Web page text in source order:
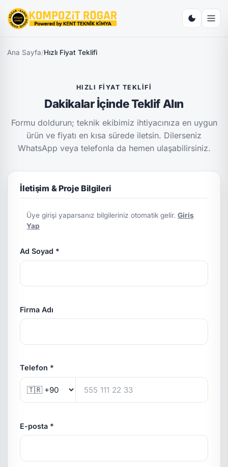
Ana Sayfa/Hızlı Fiyat Teklifi
HIZLI FIYAT TEKLIFI
Dakikalar İçinde Teklif Alın
Formu doldurun; teknik ekibimiz ihtiyacınıza en uygun
ürün ve fiyatı en kısa sürede iletsin. Dilerseniz
WhatsApp veya telefonla da hemen ulaşabilirsiniz.
İletişim & Proje Bilgileri
Üye girişi yaparsanız bilgileriniz otomatik gelir.Giriş
Yap
Ad Soyad *
Firma Adı
Telefon *
E-posta *